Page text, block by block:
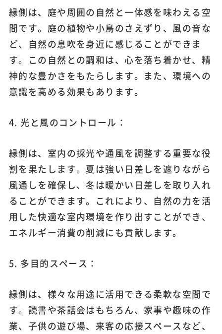
縁側は、庭や周囲の自然と一体感を味わえる空
間です。庭の植物や小鳥のさえずり、風の音な
ど、自然の息吹を身近に感じることができま
す。この自然との調和は、心を落ち着かせ、精
神的な豊かさをもたらします。また、環境への
意識を高める効果もあります。
4. 光と風のコントロール：
縁側は、室内の採光や通風を調整する重要な役
割を果たします。夏は強い日差しを遮りながら
風通しを確保し、冬は暖かい日差しを取り入れ
ることができます。これにより、自然の力を活
用した快適な室内環境を作り出すことができ、
エネルギー消費の削減にも貢献します。
5. 多目的スペース：
縁側は、様々な用途に活用できる柔軟な空間で
す。読書や茶話会はもちろん、家事や趣味の作
業、子供の遊び場、来客の応接スペースなど、